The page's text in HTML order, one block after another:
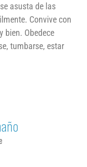
asusta de las
Convive con
bien. Obedece
tumbarse, estar